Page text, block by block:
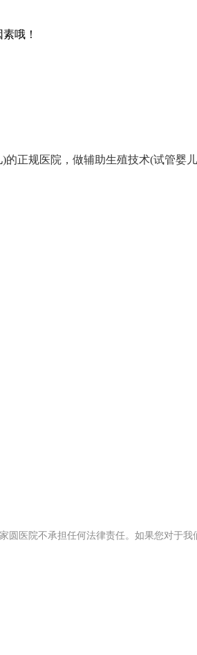
哦！
正规医院，做辅助生殖技术(试管婴
圆医院不承担任何法律责任。如果您对于我